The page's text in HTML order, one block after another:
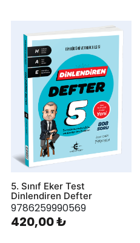
5. Sınıf Eker Test
Dinlendiren Defter
9786259990569
420,00 ₺